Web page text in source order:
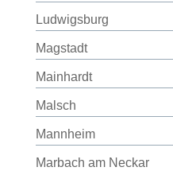
Ludwigsburg
Magstadt
Mainhardt
Malsch
Mannheim
Marbach am Neckar